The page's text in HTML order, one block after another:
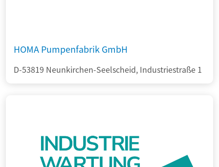
HOMA Pumpenfabrik GmbH
D-53819 Neunkirchen-Seelscheid, Industriestraße 1